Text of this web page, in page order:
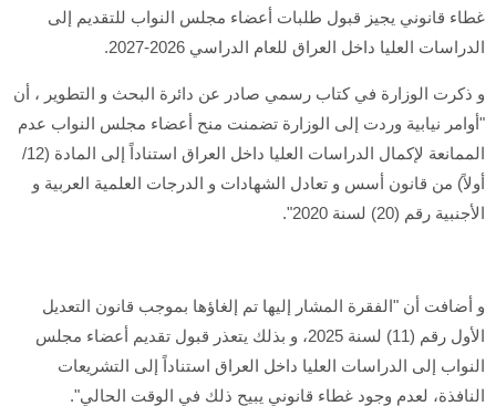
غطاء قانوني يجيز قبول طلبات أعضاء مجلس النواب للتقديم إلى
الدراسات العليا داخل العراق للعام الدراسي 2026-2027.
و ذكرت الوزارة في كتاب رسمي صادر عن دائرة البحث و التطوير ، أن
"أوامر نيابية وردت إلى الوزارة تضمنت منح أعضاء مجلس النواب عدم
الممانعة لإكمال الدراسات العليا داخل العراق استناداً إلى المادة (12/
أولاً) من قانون أسس و تعادل الشهادات و الدرجات العلمية العربية و
الأجنبية رقم (20) لسنة 2020".
و أضافت أن "الفقرة المشار إليها تم إلغاؤها بموجب قانون التعديل
الأول رقم (11) لسنة 2025، و بذلك يتعذر قبول تقديم أعضاء مجلس
النواب إلى الدراسات العليا داخل العراق استناداً إلى التشريعات
النافذة، لعدم وجود غطاء قانوني يبيح ذلك في الوقت الحالي".